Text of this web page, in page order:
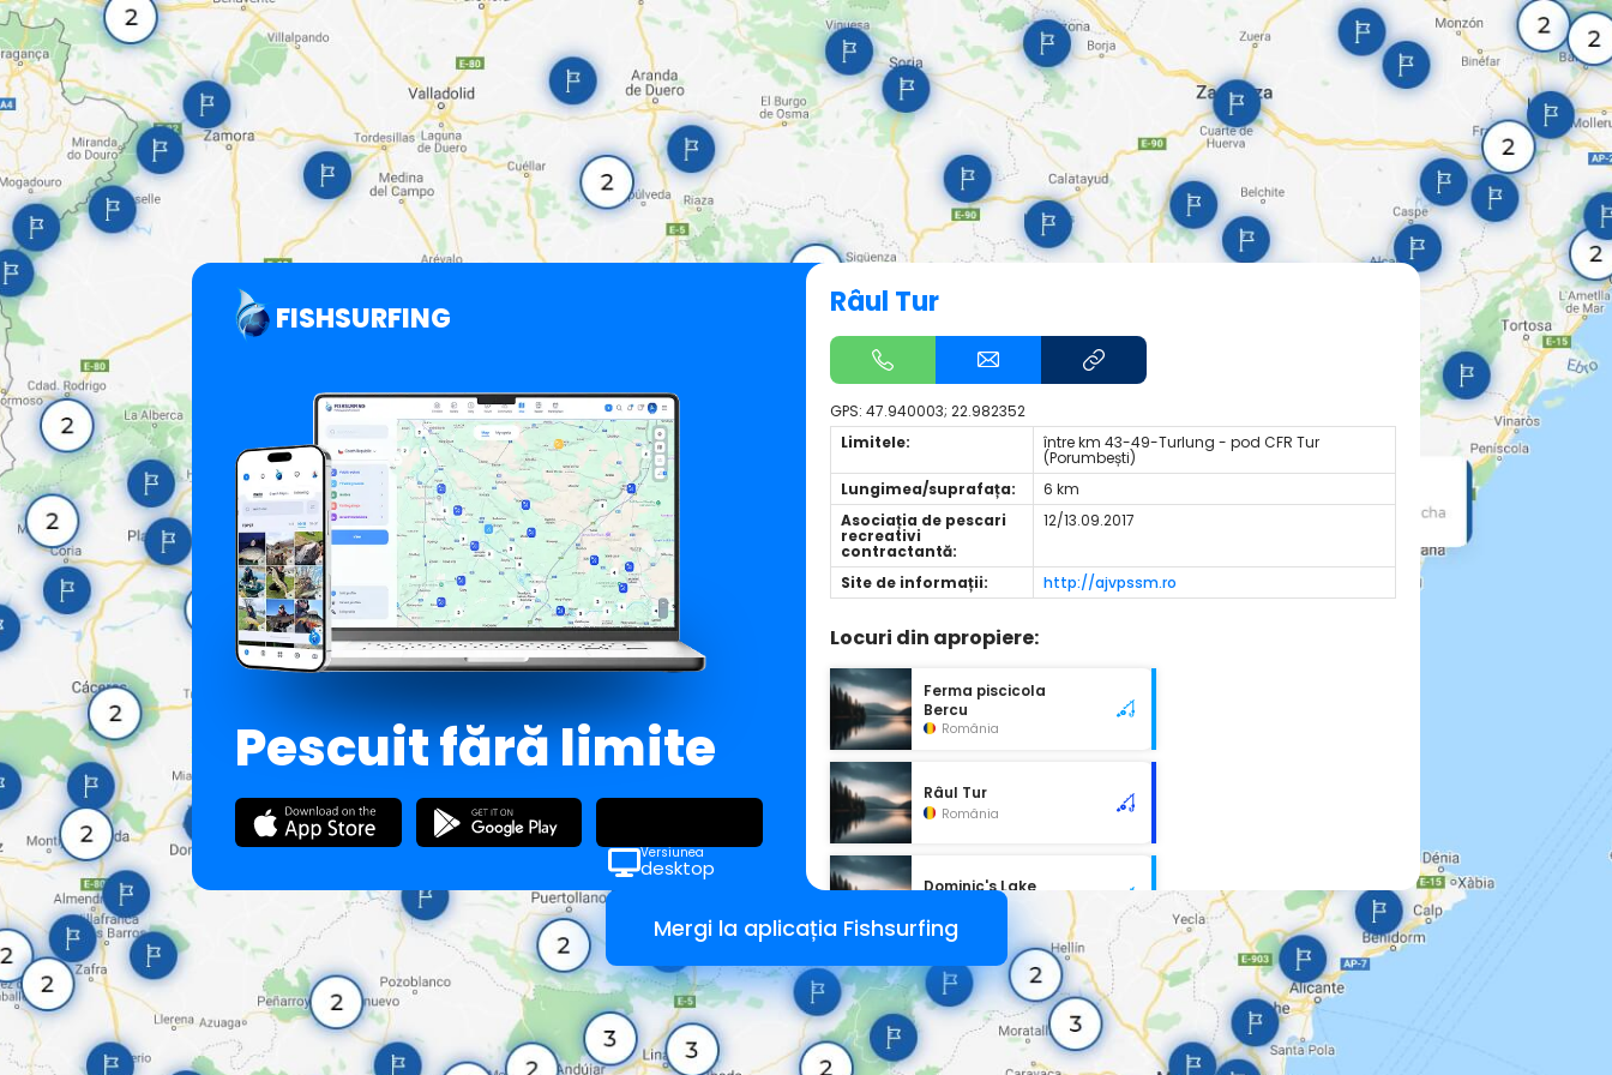
FISHSURFING
Pescuit fără limite
Versiunea
desktop
Râul Tur
GPS: 47.940003; 22.982352
Limitele:
între km 43-49-Turlung - pod CFR Tur
(Porumbești)
Lungimea/suprafața:
6 km
Asociația de pescari
recreativi
contractantă:
12/13.09.2017
Site de informații: http://ajvpssm.ro
Locuri din apropiere:
Ferma piscicola
Bercu
România
Râul Tur
România
Dominic's Lake
Mergi la aplicația Fishsurfing